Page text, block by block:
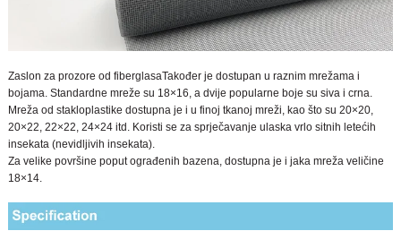
Zaslon za prozore od fiberglasaTakođer je dostupan u raznim mrežama i
bojama. Standardne mreže su 18×16, a dvije popularne boje su siva i crna.
Mreža od stakloplastike dostupna je i u finoj tkanoj mreži, kao što su 20×20,
20×22, 22×22, 24×24 itd. Koristi se za sprječavanje ulaska vrlo sitnih letećih
insekata (nevidljivih insekata).
Za velike površine poput ograđenih bazena, dostupna je i jaka mreža veličine
18×14.